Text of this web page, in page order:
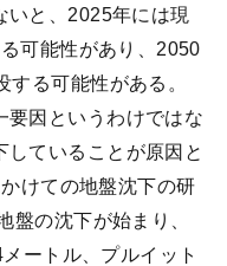
いと、2025年には現
可能性があり、2050
る可能性がある。
要因というわけではな
していることが原因と
けての地盤沈下の研
盤の沈下が始まり、
ートル、プルイット